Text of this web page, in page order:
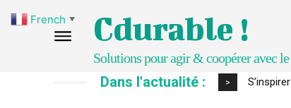
Cdurable !
Solutions pour agir & coopérer avec
Dans l'actualité : > IPBES :
French ▼